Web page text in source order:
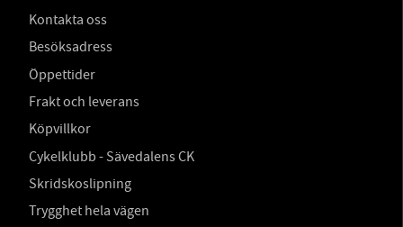
Kontakta oss
Besöksadress
Öppettider
Frakt och leverans
Köpvillkor
Cykelklubb - Sävedalens CK
Skridskoslipning
Trygghet hela vägen